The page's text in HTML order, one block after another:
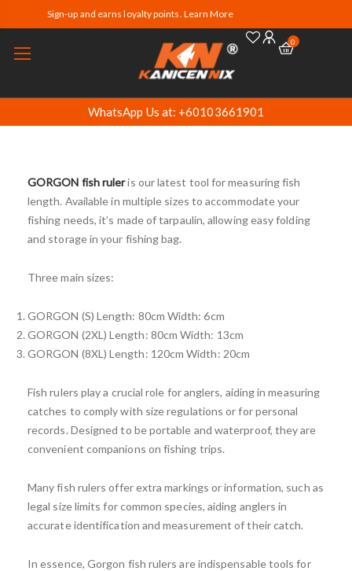
Sign-up and earns loyalty points. Learn More
0
WhatsApp Us at: +60103661901
GORGON fish ruleris our latest tool for measuring fish
length. Available in multiple sizes to accommodate your
fishing needs, it’s made of tarpaulin, allowing easy folding
and storage in your fishing bag.
Three main sizes:
GORGON (S) Length: 80cm Width: 6cm
GORGON (2XL) Length: 80cm Width: 13cm
GORGON (8XL) Length: 120cm Width: 20cm
Fish rulers play a crucial role for anglers, aiding in measuring
catches to comply with size regulations or for personal
records. Designed to be portable and waterproof, they are
convenient companions on fishing trips.
Many fish rulers offer extra markings or information, such as
legal size limits for common species, aiding anglers in
accurate identification and measurement of their catch.
In essence, Gorgon fish rulers are indispensable tools for